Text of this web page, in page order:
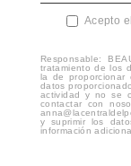
Acepto
Responsable:
tratamiento de los
la de proporcionar
datos
actividad y no se
contactar con
y suprimir los
información